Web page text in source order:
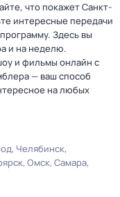
что покажет Санкт-
интересные передачи
Здесь вы
и на неделю.
и фильмы онлайн с
— ваш способ
на любых
Челябинск
Омск Самара